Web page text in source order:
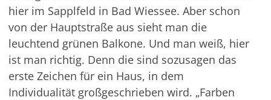
hier im Sapplfeld in Bad Wiessee. Aber schon
von der Hauptstraße aus sieht man die
leuchtend grünen Balkone. Und man weiß, hier
ist man richtig. Denn die sind sozusagen das
erste Zeichen für ein Haus, in dem
Individualität großgeschrieben wird. „Farben